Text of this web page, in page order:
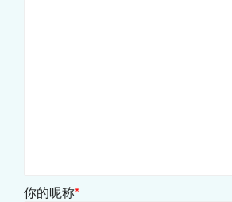
你的昵称*